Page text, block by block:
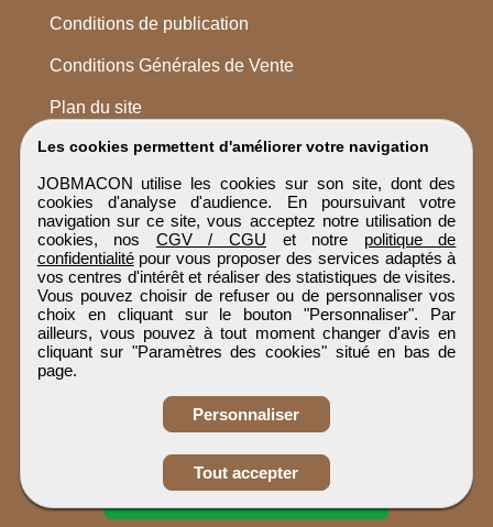
Obtenir ses
coordonnées
Les cookies permettent d'améliorer votre navigation
JOBMACON utilise les cookies sur son site, dont des
cookies d'analyse d'audience. En poursuivant votre
navigation sur ce site, vous acceptez notre utilisation de
cookies, nos CGV / CGU et notre politique de
confidentialitépour vous proposer des services adaptés à
vos centres d'intérêt et réaliser des statistiques de visites.
Vous pouvez choisir de refuser ou de personnaliser vos
choix en cliquant sur le bouton "Personnaliser". Par
ailleurs, vous pouvez à tout moment changer d'avis en
cliquant sur "Paramètres des cookies" situé en bas de
page.
Personnaliser
Tout accepter
Conditions de publication
Conditions Générales de Vente
Plan du site
JOBMACON
Tous droits réservés © 1999 - 2026